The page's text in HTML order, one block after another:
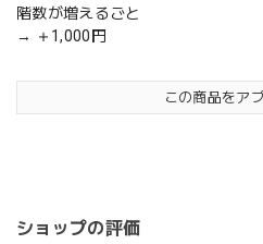
階数が増えるごと
→ ＋1,000円
この商品をア
ショップの評価